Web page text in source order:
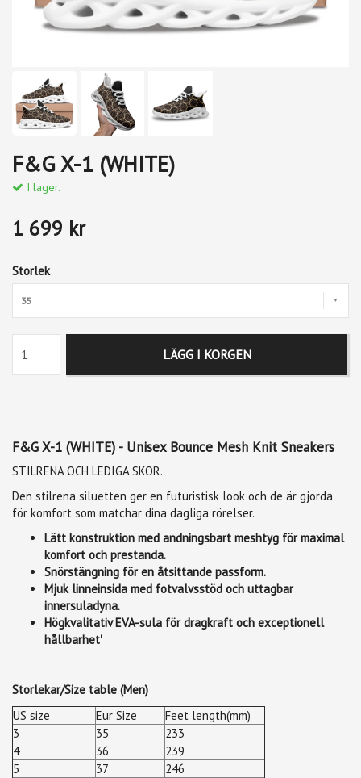
F&G X-1 (WHITE)
I lager.
1 699 kr
Storlek
35
LÄGG I KORGEN
F&G X-1 (WHITE) - Unisex Bounce Mesh Knit Sneakers
STILRENA OCH LEDIGA SKOR.
Den stilrena siluetten ger en futuristisk look och de är gjorda
för komfort som matchar dina dagliga rörelser.
Lätt konstruktion med andningsbart meshtyg för maximal
komfort och prestanda.
Snörstängning för en åtsittande passform.
Mjuk linneinsida med fotvalvsstöd och uttagbar
innersuladyna.
Högkvalitativ EVA-sula för dragkraft och exceptionell
hållbarhet'
Storlekar/Size table (Men)
US size
Eur Size
Feet length(mm)
3
35
233
4
36
239
5
37
246